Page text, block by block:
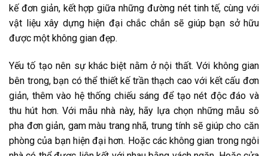
kế đơn giản, kết hợp giữa những đường nét tinh tế, cùng với
vật liệu xây dựng hiện đại chắc chắn sẽ giúp bạn sở hữu
được một không gian đẹp.
Yếu tố tạo nên sự khác biệt nằm ở nội thất. Với không gian
bên trong, bạn có thể thiết kế trần thạch cao với kết cấu đơn
giản, thêm vào hệ thống chiếu sáng để tạo nét độc đáo và
thu hút hơn. Với mẫu nhà này, hãy lựa chọn những mẫu sô
pha đơn giản, gam màu trang nhã, trung tính sẽ giúp cho căn
phòng của bạn hiện đại hơn. Hoặc các không gian trong ngôi